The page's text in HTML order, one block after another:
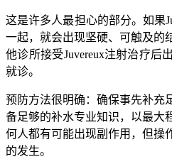
这是许多人最担心的部分。如果
一起，就会出现坚硬、可触及的
他诊所接受Juvereux注射治疗后
就诊。
预防方法很明确：确保事先补充
备足够的补水专业知识，以最大
何人都有可能出现副作用，但操
的发生。